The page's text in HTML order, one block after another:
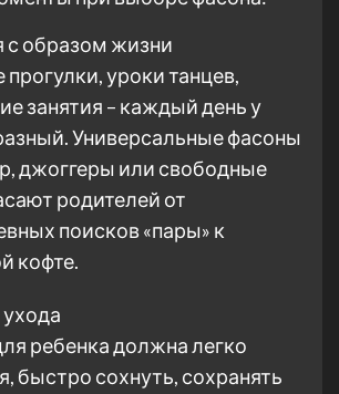
с образом жизни
уроки танцев,
занятия – каждый день у
Универсальные фасоны
джоггеры или свободные
родителей от
поисков «пары» к
кофте.
ребенка должна легко
быстро сохнуть, сохранять